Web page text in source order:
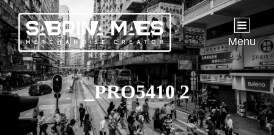
Menu
_PRO5410 2